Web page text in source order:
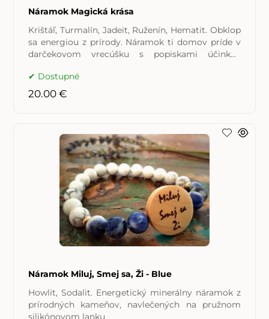
Náramok Magická krása
Krištáľ, Turmalín, Jadeit, Ruženín, Hematit. Obklop
sa energiou z prírody. Náramok ti domov príde v
darčekovom vrecúšku s popiskami účinkov
Dostupné
20.00 €
Náramok Miluj, Smej sa, Ži - Blue
Howlit, Sodalit. Energetický minerálny náramok z
prírodných kameňov, navlečených na pružnom
silikónovom lanku.